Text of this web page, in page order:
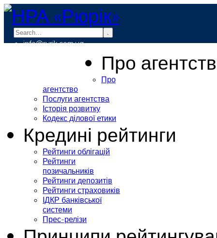
.
info@rurik.com.ua
Про
Про
агентство
Послуги агентства
Історія розвитку
Кодекс ділової етики
Кредині рейтинги
Рейтинги облігацій
Рейтинги
позичальників
Рейтинги депозитів
Рейтинги страховиків
ІДКР банківської
системи
Прес-релізи